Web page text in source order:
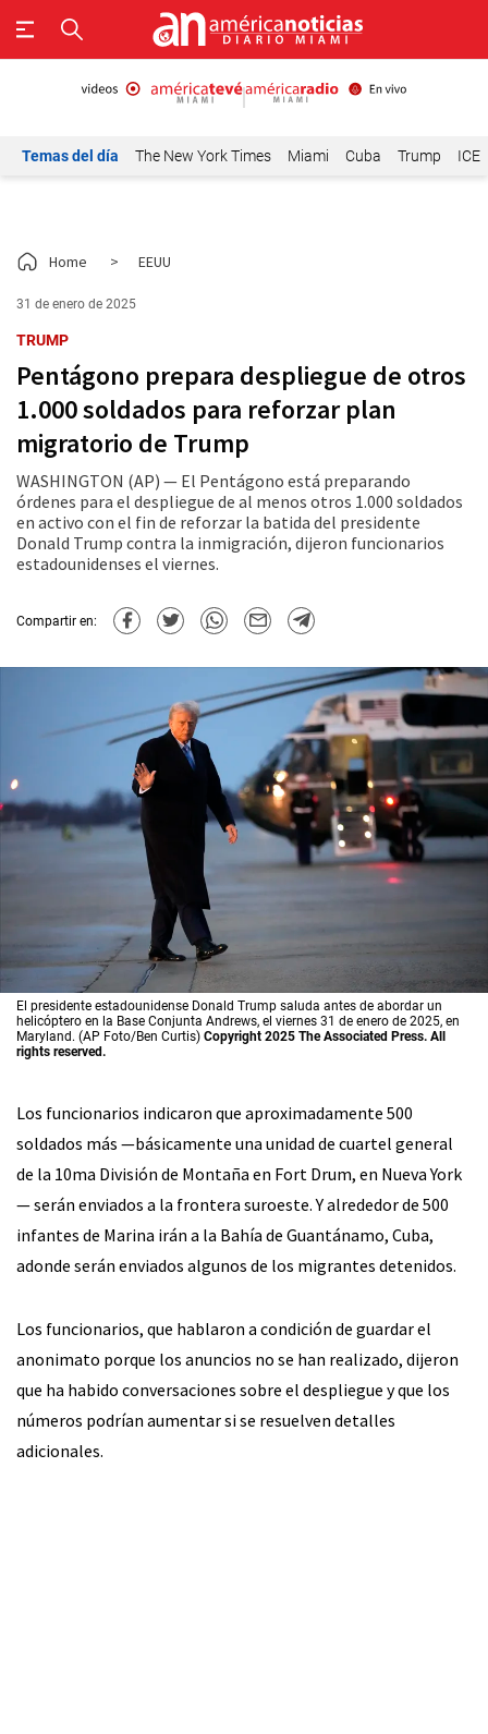
Temas del día The New York Times Miami Cuba Trump ICE
Home > EEUU
31 de enero de 2025
TRUMP
Pentágono prepara despliegue de otros
1.000 soldados para reforzar plan
migratorio de Trump
WASHINGTON (AP) — El Pentágono está preparando
órdenes para el despliegue de al menos otros 1.000 soldados
en activo con el fin de reforzar la batida del presidente
Donald Trump contra la inmigración, dijeron funcionarios
estadounidenses el viernes.
Compartir en:
El presidente estadounidense Donald Trump saluda antes de abordar un
helicóptero en la Base Conjunta Andrews, el viernes 31 de enero de 2025, en
Maryland. (AP Foto/Ben Curtis) Copyright 2025 The Associated Press. All
rights reserved.
Los funcionarios indicaron que aproximadamente 500
soldados más —básicamente una unidad de cuartel general
de la 10ma División de Montaña en Fort Drum, en Nueva York
— serán enviados a la frontera suroeste. Y alrededor de 500
infantes de Marina irán a la Bahía de Guantánamo, Cuba,
adonde serán enviados algunos de los migrantes detenidos.
Los funcionarios, que hablaron a condición de guardar el
anonimato porque los anuncios no se han realizado, dijeron
que ha habido conversaciones sobre el despliegue y que los
números podrían aumentar si se resuelven detalles
adicionales.